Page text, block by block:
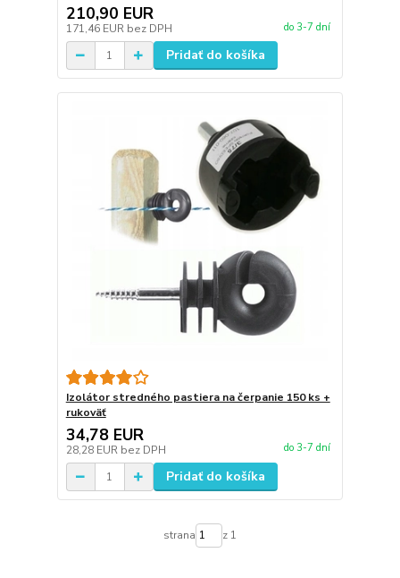
210,90 EUR
171,46 EUR bez DPH do 3-7 dní
Pridať do košíka
Izolátor stredného pastiera na čerpanie 150 ks +
rukoväť
34,78 EUR
28,28 EUR bez DPH do 3-7 dní
Pridať do košíka
strana z 1